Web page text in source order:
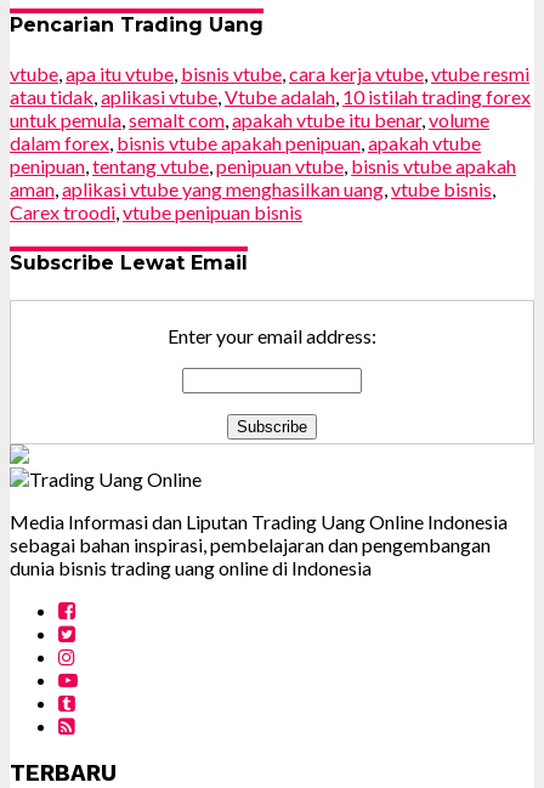
Pencarian Trading Uang
vtube,apa itu vtube, bisnis vtube,cara kerja vtube,vtube resmi
atau tidak,aplikasi vtube,Vtube adalah, 10 istilah trading forex
untuk pemula,semalt com,apakah vtube itu benar,volume
dalam forex, bisnis vtube apakah penipuan,apakah vtube
penipuan,tentang vtube,penipuan vtube, bisnis vtube apakah
aman,aplikasi vtube yang menghasilkan uang,vtube bisnis,
Carex troodi,vtube penipuan bisnis
Subscribe Lewat Email
Enter your email address:
Media Informasi dan Liputan Trading Uang Online Indonesia
sebagai bahan inspirasi, pembelajaran dan pengembangan
dunia bisnis trading uang online di Indonesia
TERBARU